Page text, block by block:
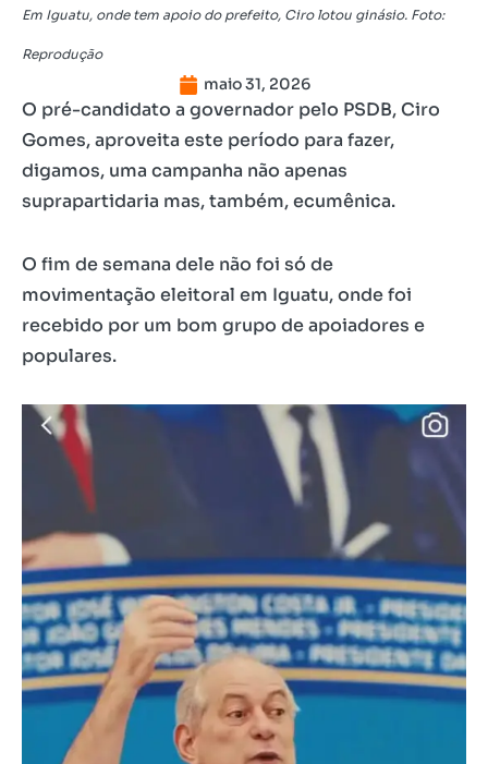
Em Iguatu, onde tem apoio do prefeito, Ciro lotou ginásio. Foto:
Reprodução
maio 31, 2026
O pré-candidato a governador pelo PSDB, Ciro
Gomes, aproveita este período para fazer,
digamos, uma campanha não apenas
suprapartidaria mas, também, ecumênica.
O fim de semana dele não foi só de
movimentação eleitoral em Iguatu, onde foi
recebido por um bom grupo de apoiadores e
populares.